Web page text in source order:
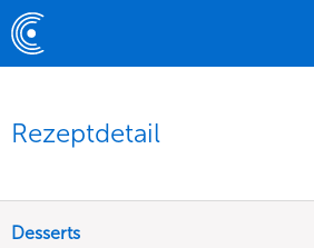
Rezeptdetail
Desserts